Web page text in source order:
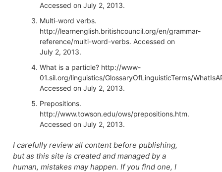
Accessed on July 2, 2013.
Multi-word verbs.
http://learnenglish.britishcouncil.org/en/grammar-
reference/multi-word-verbs. Accessed on
July 2, 2013.
What is a particle? http://www-
01.sil.org/linguistics/GlossaryOfLinguisticTerms/
Accessed on July 2, 2013.
Prepositions.
http://www.towson.edu/ows/prepositions.htm.
Accessed on July 2, 2013.
I carefully review all content before publishing,
but as this site is created and managed by a
human, mistakes may happen. If you find one, I